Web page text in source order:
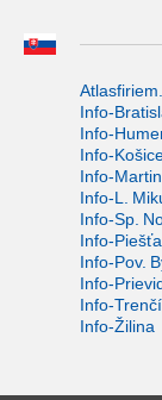
Info-
Info-
Info-
Info-Martin
Info-L.
Info-Sp.
Info-
Info-Pov.
Info-
Info-
Info-Žilina